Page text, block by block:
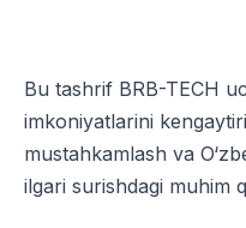
Bu tashrif BRB-TECH
imkoniyatlarini
mustahkamlash va
ilgari surishdagi muhim